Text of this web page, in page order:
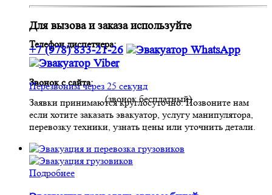
Для вызова и заказа используйте
Телефон диспетчера:
+7 (978) 833-21-26
Звонок с сайта:
Перезвоним через 25 секунд
(звонок бесплатный)
Заявки принимаются круглосуточно. Позвоните нам
если хотите заказать эвакуатор, услугу манипулятора,
перевозку техники, узнать цены или уточнить детали.
Подробнее